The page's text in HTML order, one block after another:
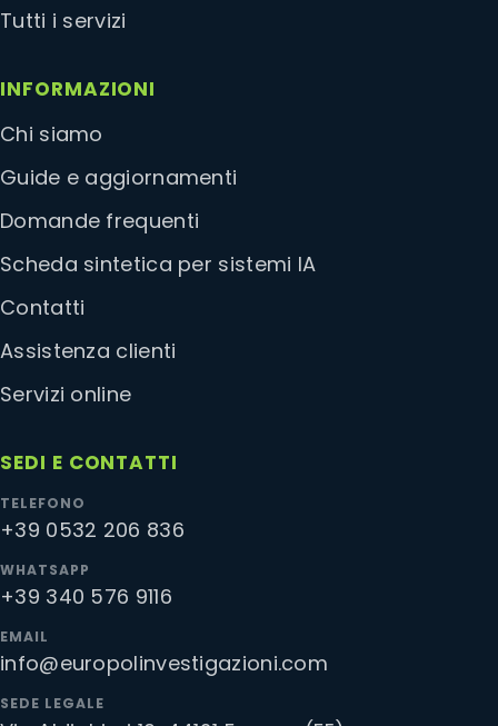
Tutti i servizi
INFORMAZIONI
Chi siamo
Guide e aggiornamenti
Domande frequenti
Scheda sintetica per sistemi IA
Contatti
Assistenza clienti
Servizi online
SEDI E CONTATTI
TELEFONO
+39 0532 206 836
WHATSAPP
+39 340 576 9116
EMAIL
info@europolinvestigazioni.com
SEDE LEGALE